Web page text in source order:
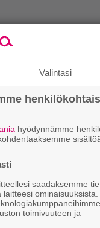
Valintasi
hyödynnämme
saadaksemme
toimivuuteen ja